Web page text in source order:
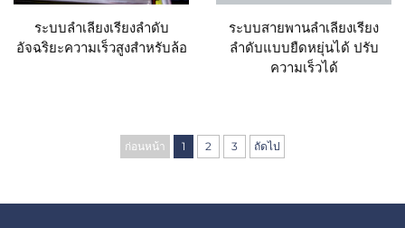
ระบบลำเลียงเรียงลำดับ
อัจฉริยะความเร็วสูงสำหรับล้อ
ระบบสายพานลำเลียงเรียง
ลำดับแบบยืดหยุ่นได้ ปรับ
ความเร็วได้
ก่อนหน้า 1 2 3 ถัดไป